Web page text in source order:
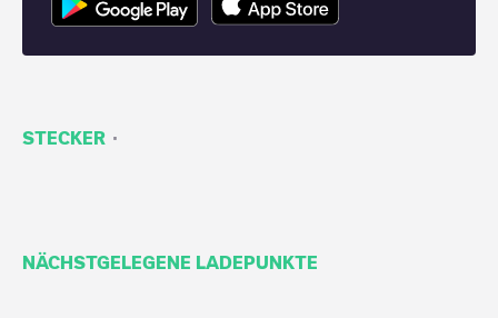
STECKER ·
NÄCHSTGELEGENE LADEPUNKTE